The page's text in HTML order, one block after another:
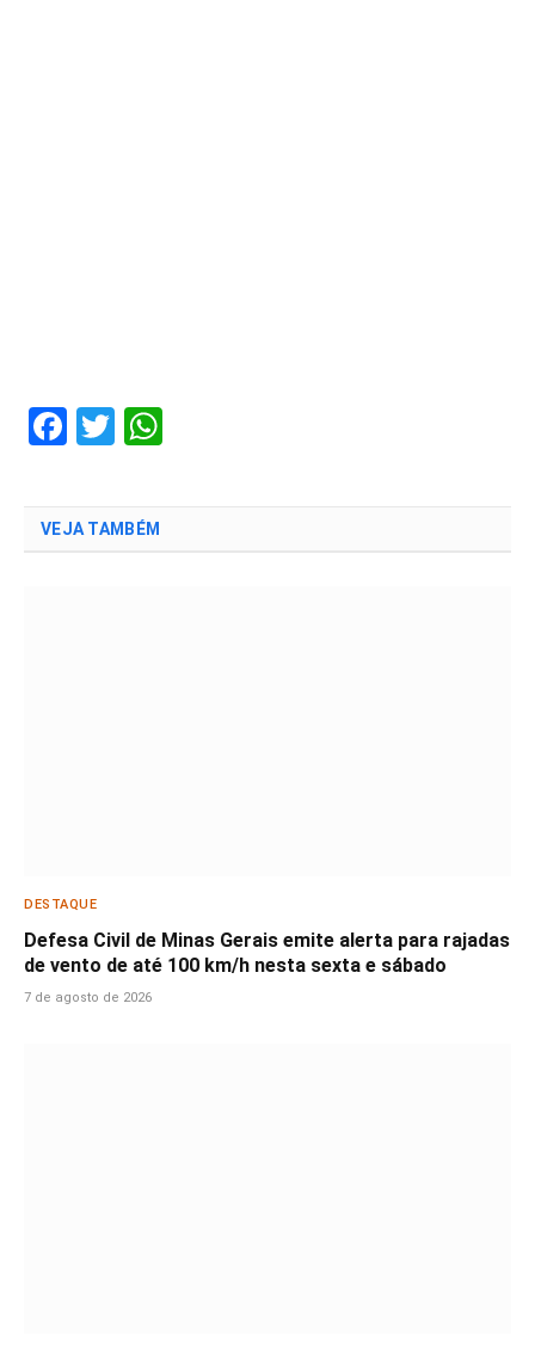
Facebook
Twitter
VEJA TAMBÉM
DESTAQUE
Defesa Civil de Minas Gerais emite alerta para rajadas
de vento de até 100 km/h nesta sexta e sábado
7 de agosto de 2026